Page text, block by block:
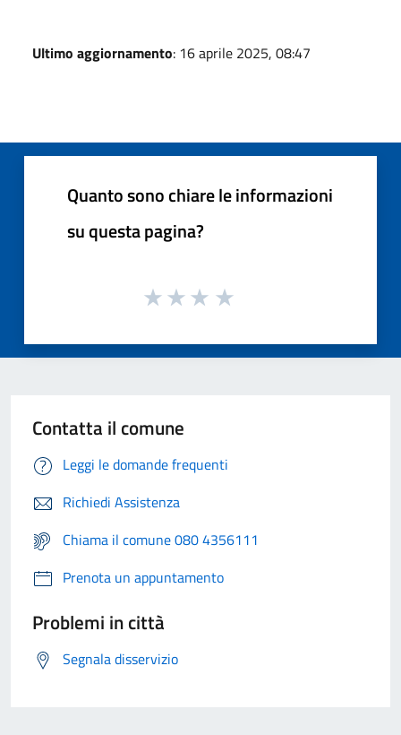
Ultimo aggiornamento: 16 aprile 2025, 08:47
Quanto sono chiare le informazioni
su questa pagina?
Contatta il comune
Leggi le domande frequenti
Richiedi Assistenza
Chiama il comune 080 4356111
Prenota un appuntamento
Problemi in città
Segnala disservizio